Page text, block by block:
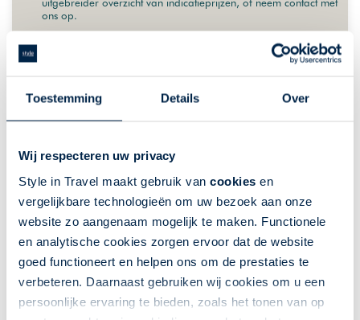
Toestemming Details Over
Wij respecteren uw privacy
Style in Travel maakt gebruik van cookies en
vergelijkbare technologieën om uw bezoek aan onze
website zo aangenaam mogelijk te maken. Functionele
en analytische cookies zorgen ervoor dat de website
goed functioneert en helpen ons om de prestaties te
verbeteren. Daarnaast gebruiken wij cookies om u een
persoonlijke ervaring te bieden, zoals het tonen van op
ons op.